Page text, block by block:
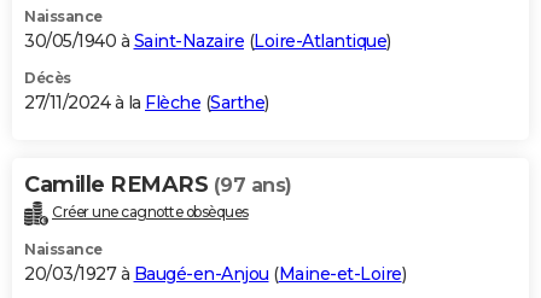
Naissance
30/05/1940 à Saint-Nazaire (Loire-Atlantique)
Décès
27/11/2024 à la Flèche (Sarthe)
Camille REMARS (97 ans)
Créer une cagnotte obsèques
Naissance
20/03/1927 à Baugé-en-Anjou (Maine-et-Loire)